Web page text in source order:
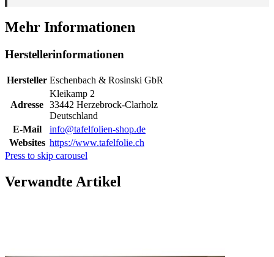
Mehr Informationen
Herstellerinformationen
Hersteller Eschenbach & Rosinski GbR
Adresse
Kleikamp 2
33442 Herzebrock-Clarholz
Deutschland
E-Mail
info@tafelfolien-shop.de
Websites https://www.tafelfolie.ch
Press to skip carousel
Verwandte Artikel